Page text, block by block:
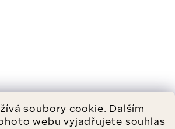
soubory cookie. Dalším
webu vyjadřujete souhlas